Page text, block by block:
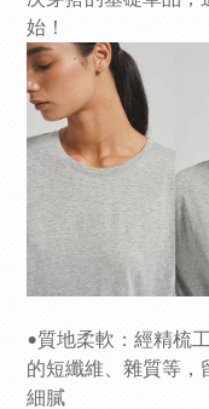
始！
•質地柔軟：經精梳
的短纖維、雜質等，
細膩